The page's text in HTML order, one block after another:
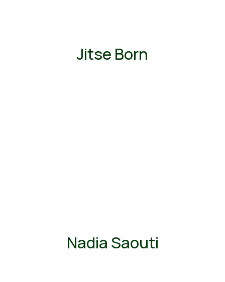
Jitse Born
Nadia Saouti